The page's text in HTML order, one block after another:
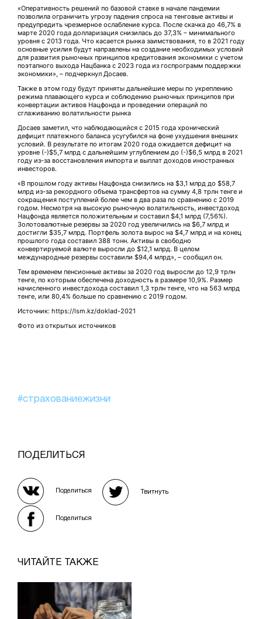
«Оперативность решений по базовой ставке в начале пандемии
позволила ограничить угрозу падения спроса на тенговые активы и
предупредить чрезмерное ослабление курса. После скачка до 46,7% в
марте 2020 года долларизация снизилась до 37,3% – минимального
уровня с 2013 года. Что касается рынка заимствования, то в 2021 году
основные усилия будут направлены на создание необходимых условий
для развития рыночных принципов кредитования экономики с учетом
поэтапного выхода Нацбанка с 2023 года из госпрограмм поддержки
экономики», – подчеркнул Досаев.
Также в этом году будут приняты дальнейшие меры по укреплению
режима плавающего курса и соблюдению рыночных принципов при
конвертации активов Нацфонда и проведении операций по
сглаживанию волатильности рынка
Досаев заметил, что наблюдающийся с 2015 года хронический
дефицит платежного баланса усугубился на фоне ухудшения внешних
условий. В результате по итогам 2020 года ожидается дефицит на
уровне (-)$5,7 млрд с дальнейшим углублением до (-)$6,5 млрд в 2021
году из-за восстановления импорта и выплат доходов иностранных
инвесторов.
«В прошлом году активы Нацфонда снизились на $3,1 млрд до $58,7
млрд из-за рекордного объема трансфертов на сумму 4,8 трлн тенге и
сокращения поступлений более чем в два раза по сравнению с 2019
годом. Несмотря на высокую рыночную волатильность, инвестдоход
Нацфонда является положительным и составил $4,1 млрд (7,56%).
Золотовалютные резервы за 2020 год увеличились на $6,7 млрд и
достигли $35,7 млрд. Портфель золота вырос на $4,7 млрд и на конец
прошлого года составил 388 тонн. Активы в свободно
конвертируемой валюте выросли до $12,1 млрд. В целом
международные резервы составили $94,4 млрд», – сообщил он.
Тем временем пенсионные активы за 2020 год выросли до 12,9 трлн
тенге, по которым обеспечена доходность в размере 10,9%. Размер
начисленного инвестдохода составил 1,3 трлн тенге, что на 563 млрд
тенге, или 80,4% больше по сравнению с 2019 годом.
Источник: https://lsm.kz/doklad-2021
Фото из открытых источников
#страхованиежизни
ПОДЕЛИТЬСЯ
Поделиться Твитнуть
Поделиться
ЧИТАЙТЕ ТАКЖЕ